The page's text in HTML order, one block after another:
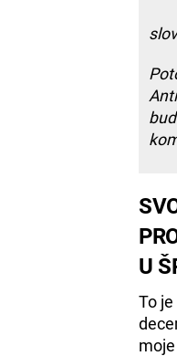
U
To